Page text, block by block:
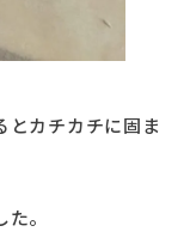
とカチカチに固ま
。